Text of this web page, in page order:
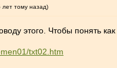
тому назад)
этого. Чтобы понять
txt02.htm